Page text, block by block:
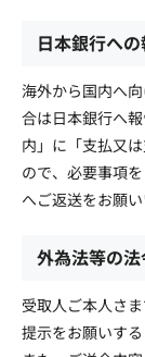
日本銀行へ
海外から国内へ
合は日本銀行へ
内」に「支払又
ので、必要事項
へご返送をお願い
外為法等の
受取人ご本人さ
提示をお願いする